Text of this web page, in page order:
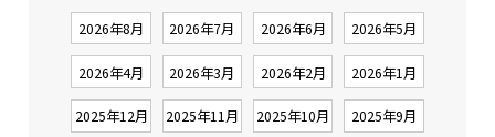
2026年8月 2026年7月 2026年6月 2026年5月
2026年4月 2026年3月 2026年2月 2026年1月
2025年12月 2025年11月 2025年10月 2025年9月